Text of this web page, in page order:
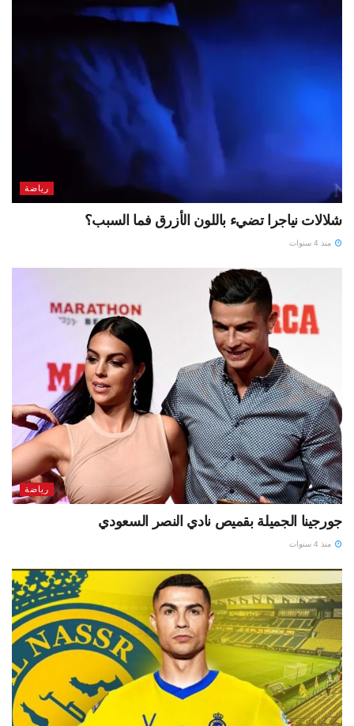
رياضة
شلالات نياجرا تضيء باللون الأزرق فما السبب؟
منذ 4 سنوات
رياضة
جورجينا الجميلة بقميص نادي النصر السعودي
منذ 4 سنوات